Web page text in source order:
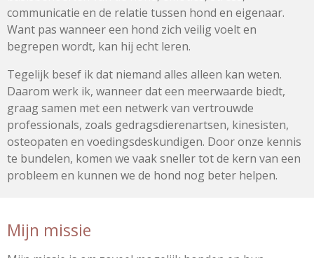
communicatie en de relatie tussen hond en eigenaar.
Want pas wanneer een hond zich veilig voelt en
begrepen wordt, kan hij echt leren.
Tegelijk besef ik dat niemand alles alleen kan weten.
Daarom werk ik, wanneer dat een meerwaarde biedt,
graag samen met een netwerk van vertrouwde
professionals, zoals gedragsdierenartsen, kinesisten,
osteopaten en voedingsdeskundigen. Door onze kennis
te bundelen, komen we vaak sneller tot de kern van een
probleem en kunnen we de hond nog beter helpen.
Mijn missie